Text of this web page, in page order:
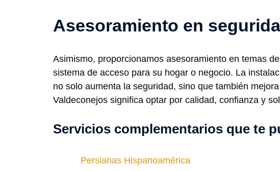
Asesoramiento en
Asimismo, proporcionamos asesoramiento en temas
sistema de acceso para su hogar o negocio. La
no solo aumenta la seguridad, sino que también
Valdeconejos significa optar por calidad, confianza y
Servicios complementarios que te
Persianas Hispanoamérica